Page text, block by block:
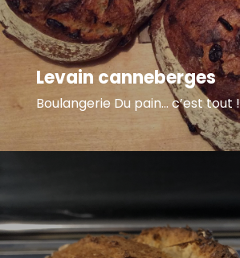
Levain canneberges
Boulangerie Du pain… c’est tout !